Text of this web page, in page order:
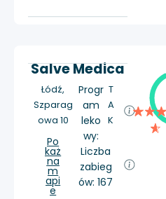
Salve Medica
Łódź,
Szparag
owa 10
Po
każ
na
m
api
e
Progr
am
leko
wy:
T
A
K
Liczba
zabieg
ów: 167